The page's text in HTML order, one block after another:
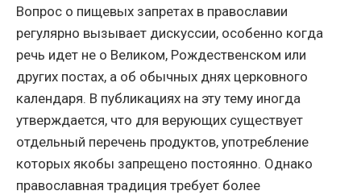
Вопрос о пищевых запретах в православии
регулярно вызывает дискуссии, особенно когда
речь идет не о Великом, Рождественском или
других постах, а об обычных днях церковного
календаря. В публикациях на эту тему иногда
утверждается, что для верующих существует
отдельный перечень продуктов, употребление
которых якобы запрещено постоянно. Однако
православная традиция требует более